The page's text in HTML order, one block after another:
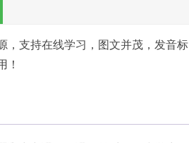
，支持在线学习，图文并茂，发音标
！